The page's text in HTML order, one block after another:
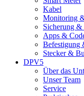
Kabel
Monitoring
Sicherung &
Apps &
Befestigung
Stecker &
DPV5
Über das
Unser Team
Service